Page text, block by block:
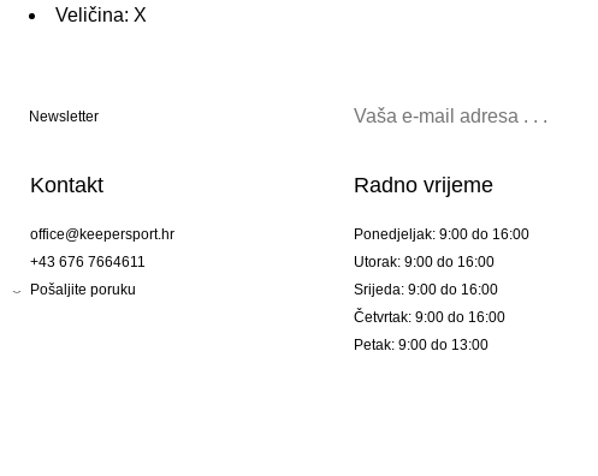
Veličina: X
Newsletter
Kontakt
office@keepersport.hr
+43 676 7664611
Pošaljite poruku
Radno vrijeme
Ponedjeljak: 9:00 do 16:00
Utorak: 9:00 do 16:00
Srijeda: 9:00 do 16:00
Četvrtak: 9:00 do 16:00
Petak: 9:00 do 13:00